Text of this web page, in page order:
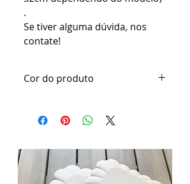
.
Se tiver alguma dúvida, nos
contate!
Cor do produto
confeccionadas em pla são feitos
em cores aleatorias e serão
disponível no dia.